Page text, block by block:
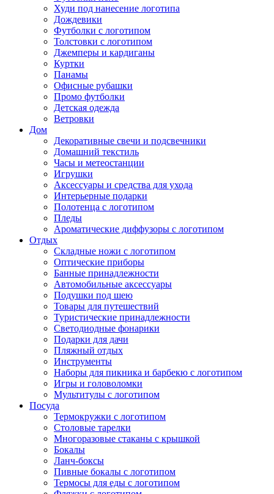
Худи под нанесение логотипа
Дождевики
Футболки с логотипом
Толстовки с логотипом
Джемперы и кардиганы
Куртки
Панамы
Офисные рубашки
Промо футболки
Детская одежда
Ветровки
Дом
Декоративные свечи и подсвечники
Домашний текстиль
Часы и метеостанции
Игрушки
Аксессуары и средства для ухода
Интерьерные подарки
Полотенца с логотипом
Пледы
Ароматические диффузоры с логотипом
Отдых
Складные ножи с логотипом
Оптические приборы
Банные принадлежности
Автомобильные аксессуары
Подушки под шею
Товары для путешествий
Туристические принадлежности
Светодиодные фонарики
Подарки для дачи
Пляжный отдых
Инструменты
Наборы для пикника и барбекю с логотипом
Игры и головоломки
Мультитулы с логотипом
Посуда
Термокружки с логотипом
Столовые тарелки
Многоразовые стаканы с крышкой
Бокалы
Ланч-боксы
Пивные бокалы с логотипом
Термосы для еды с логотипом